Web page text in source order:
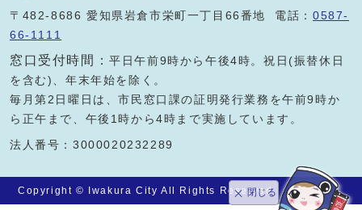
閉じる
〒482-8686 愛知県岩倉市栄町一丁目66番地 電話：0587-
66-1111
窓口受付時間：平日午前9時から午後4時。祝日(振替休日
を含む)、年末年始を除く。
毎月第2日曜日は、市民窓口課の証明発行業務を午前9時か
ら正午まで、午後1時から4時まで実施しています。
法人番号：3000020232289
Copyright © Iwakura City All Rights Reserved.